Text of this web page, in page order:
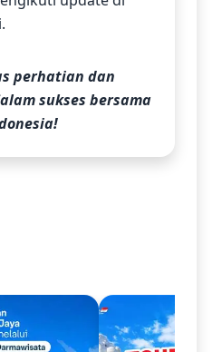
perhatian dan
sukses bersama